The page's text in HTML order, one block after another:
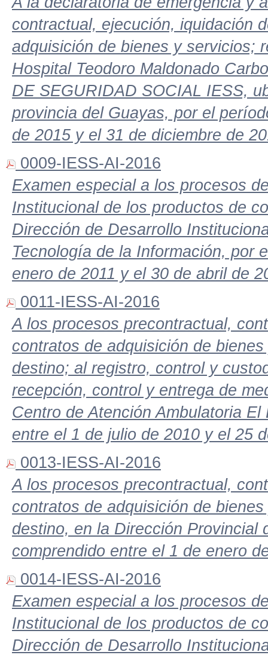
contractual, ejecución, iquidación
adquisición de bienes y servicios;
Hospital Teodoro Maldonado
DE SEGURIDAD SOCIAL IESS,
provincia del Guayas, por el
de 2015 y el 31 de diciembre de
0009-IESS-AI-2016
Examen especial a los procesos
Institucional de los productos de
Dirección de Desarrollo
Tecnología de la Información, por
enero de 2011 y el 30 de abril de
0011-IESS-AI-2016
A los procesos precontractual,
contratos de adquisición de
destino; al registro, control y
recepción, control y entrega de
Centro de Atención Ambulatoria
entre el 1 de julio de 2010 y el 25
0013-IESS-AI-2016
A los procesos precontractual,
contratos de adquisición de
destino, en la Dirección Provincial
comprendido entre el 1 de enero
0014-IESS-AI-2016
Examen especial a los procesos
Institucional de los productos de
Dirección de Desarrollo